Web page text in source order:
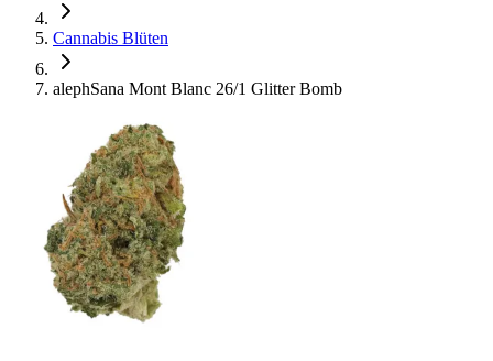
Cannabis Blüten
alephSana Mont Blanc 26/1 Glitter Bomb